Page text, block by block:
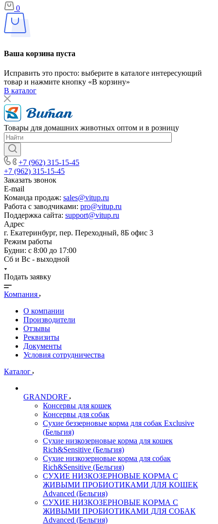
0
Ваша корзина пуста
Исправить это просто: выберите в каталоге интересующий
товар и нажмите кнопку «В корзину»
В каталог
Товары для домашних животных оптом и в розницу
+7 (962) 315-15-45
+7 (962) 315-15-45
Заказать звонок
E-mail
Команда продаж: sales@vitup.ru
Работа с заводчиками: pro@vitup.ru
Поддержка сайта: support@vitup.ru
Адрес
г. Екатеринбург, пер. Переходный, 8Б офис 3
Режим работы
Будни: с 8:00 до 17:00
Сб и Вс - выходной
Подать заявку
Компания
О компании
Производители
Отзывы
Реквизиты
Документы
Условия сотрудничества
Каталог
GRANDORF
Консервы для кошек
Консервы для собак
Сухие беззерновые корма для собак Exclusive
(Бельгия)
Сухие низкозерновые корма для кошек
Rich&Sensitive (Бельгия)
Сухие низкозерновые корма для собак
Rich&Sensitive (Бельгия)
СУХИЕ НИЗКОЗЕРНОВЫЕ КОРМА С
ЖИВЫМИ ПРОБИОТИКАМИ ДЛЯ КОШЕК
Advanced (Бельгия)
СУХИЕ НИЗКОЗЕРНОВЫЕ КОРМА С
ЖИВЫМИ ПРОБИОТИКАМИ ДЛЯ СОБАК
Advanced (Бельгия)